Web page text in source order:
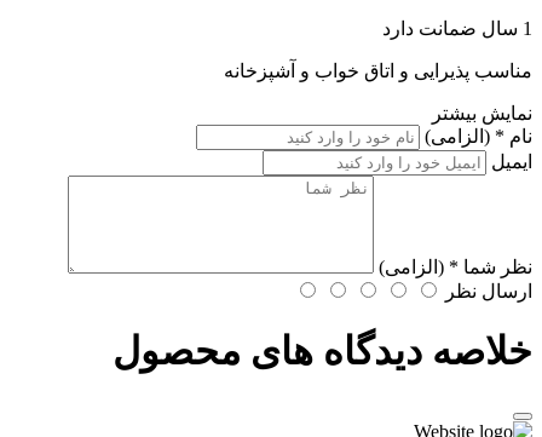
1 سال ضمانت دارد
مناسب پذیرایی و اتاق خواب و آشپزخانه
نمایش بیشتر
نام * (الزامی)
ایمیل
نظر شما * (الزامی)
ارسال نظر
خلاصه دیدگاه های محصول